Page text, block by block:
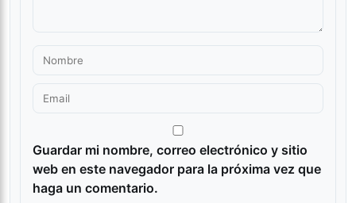
Guardar mi nombre, correo electrónico y sitio
web en este navegador para la próxima vez que
haga un comentario.